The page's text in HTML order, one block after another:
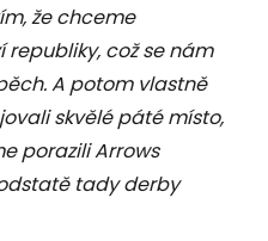
že chceme
což se nám
A potom vlastně
skvělé páté místo,
porazili Arrows
tady derby